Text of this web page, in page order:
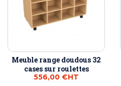
Meuble range doudous 32
cases sur roulettes
556,00 €HT